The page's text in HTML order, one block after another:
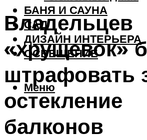
БАНЯ И САУНА
САД
ДИЗАЙН ИНТЕРЬЕРА
ОСВЕЩЕНИЕ
Меню
Владельцев
«хрущевок»
штрафовать
остекление
балконов